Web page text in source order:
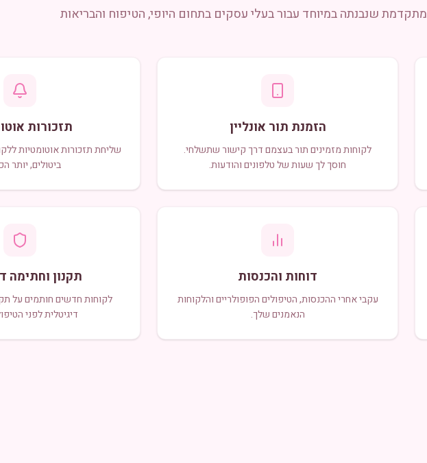
שנבנתה במיוחד עבור בעלי עסקים בתחום היופי, הטיפוח והבריאות
הזמנת תור אונליין
לקוחות מזמינים תור בעצמם דרך קישור שתשלחי.
חוסך לך שעות של טלפונים והודעות.
תזכורות
שליחת תזכורות אוטומטיות
ביטולים, יותר
דוחות והכנסות
עקבי אחרי ההכנסות, הטיפולים הפופולריים והלקוחות
הנאמנים שלך.
תקנון וחתימה
לקוחות חדשים חותמים על
דיגיטלית לפני